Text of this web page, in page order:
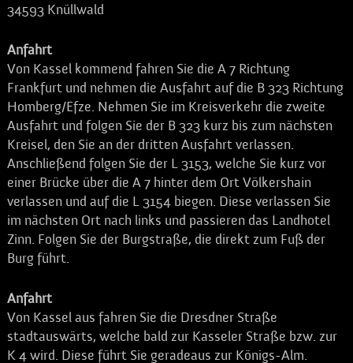
34593 Knüllwald
Anfahrt
Von Kassel kommend fahren Sie die A 7 Richtung
Frankfurt und nehmen die Ausfahrt auf die B 323 Richtung
Homberg/Efze. Nehmen Sie im Kreisverkehr die zweite
Ausfahrt und folgen Sie der B 323 kurz bis zum nächsten
Kreisel, den Sie an der dritten Ausfahrt verlassen.
Anschließend folgen Sie der L 3153, welche Sie kurz vor
einer Brücke über die A 7 hinter dem Ort Völkershain
verlassen und auf die L 3154 biegen. Diese verlassen Sie
im nächsten Ort nach links und passieren das Landhotel
Zinn. Folgen Sie der Burgstraße, die direkt zum Fuß der
Burg führt.
Anfahrt
Von Kassel aus fahren Sie die Dresdner Straße
stadtauswärts, welche bald zur Kasseler Straße bzw. zur
K 4 wird. Diese führt Sie geradeaus zur Königs-Alm.